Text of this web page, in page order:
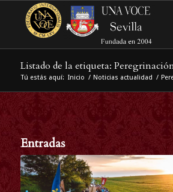
Listado de la etiqueta:
Tú estás aquí: Inicio / Noticias actualidad /
Entradas